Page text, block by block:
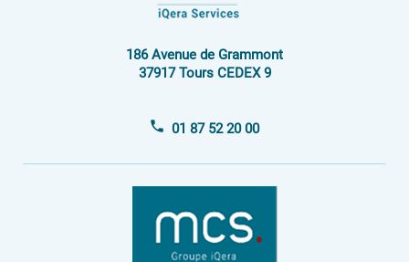
186 Avenue de Grammont
37917 Tours CEDEX 9
01 87 52 20 00